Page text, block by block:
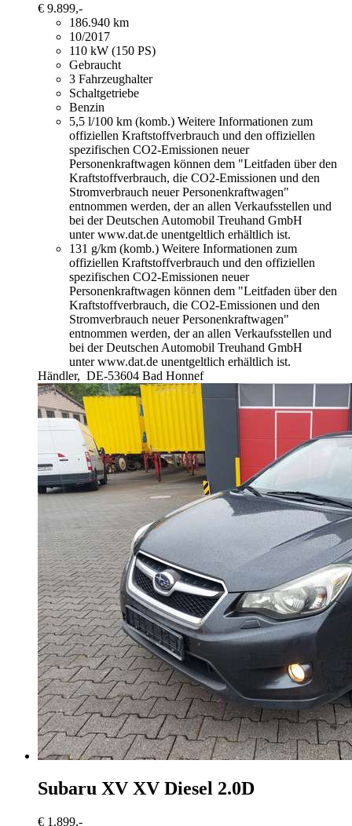
€ 9.899,-
186.940 km
10/2017
110 kW (150 PS)
Gebraucht
3 Fahrzeughalter
Schaltgetriebe
Benzin
5,5 l/100 km (komb.) Weitere Informationen zum
offiziellen Kraftstoffverbrauch und den offiziellen
spezifischen CO2-Emissionen neuer
Personenkraftwagen können dem "Leitfaden über den
Kraftstoffverbrauch, die CO2-Emissionen und den
Stromverbrauch neuer Personenkraftwagen"
entnommen werden, der an allen Verkaufsstellen und
bei der Deutschen Automobil Treuhand GmbH
unter www.dat.de unentgeltlich erhältlich ist.
131 g/km (komb.) Weitere Informationen zum
offiziellen Kraftstoffverbrauch und den offiziellen
spezifischen CO2-Emissionen neuer
Personenkraftwagen können dem "Leitfaden über den
Kraftstoffverbrauch, die CO2-Emissionen und den
Stromverbrauch neuer Personenkraftwagen"
entnommen werden, der an allen Verkaufsstellen und
bei der Deutschen Automobil Treuhand GmbH
unter www.dat.de unentgeltlich erhältlich ist.
Händler, DE-53604 Bad Honnef
Subaru XV XV Diesel 2.0D
€ 1.899,-